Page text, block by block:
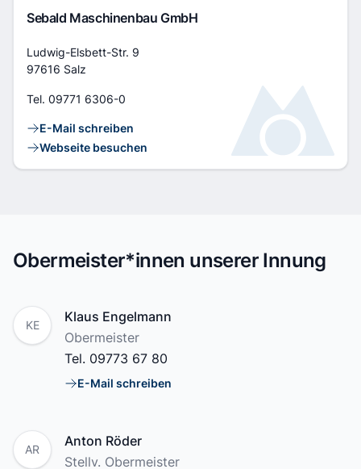
Sebald Maschinenbau GmbH
Adresse
Ludwig-Elsbett-Str. 9
97616 Salz
Tel. 09771 6306-0
Kontaktlinks
E-Mail schreiben
Webseite besuchen
Obermeister*innen unserer Innung
KE
Name
Klaus Engelmann
Position
Obermeister
Tel. 09773 67 80
E-Mail
E-Mail schreiben
AR
Name
Anton Röder
Position
Stellv. Obermeister